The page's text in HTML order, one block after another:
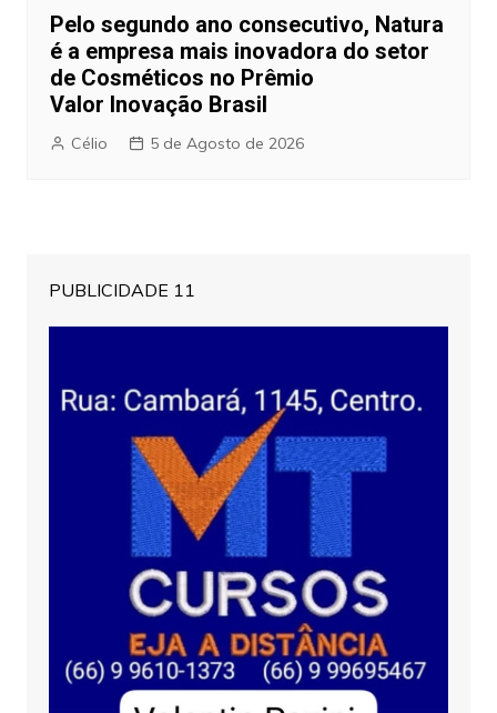
Pelo segundo ano consecutivo, Natura
é a empresa mais inovadora do setor
de Cosméticos no Prêmio
Valor Inovação Brasil
Célio 5 de Agosto de 2026
PUBLICIDADE 11